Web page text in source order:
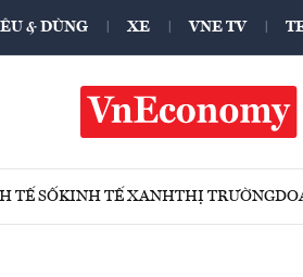
& DÙNG XE VNE TV
TẾ SỐKINH TẾ XANHTHỊ TRƯỜNG